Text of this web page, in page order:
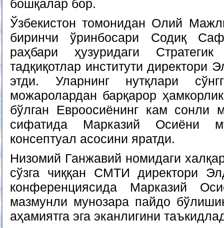
бошқалар бор.
Ўзбекистон томонидан Олий
биринчи ўринбосари Содиқ
раҳбари ҳузуридаги
тадқиқотлар институти директори
этди. Уларнинг нутқлари
можаролардан барқарор
бўлган Евроосиёнинг кам сонли
сифатида Марказий Осиёни
консептуал асосини яратди.
Низомий Ганжавий номидаги
сўзга чиққан СМТИ директори
конференциясида Марказий
мазмунли мунозара пайдо
аҳамиятга эга эканлигини